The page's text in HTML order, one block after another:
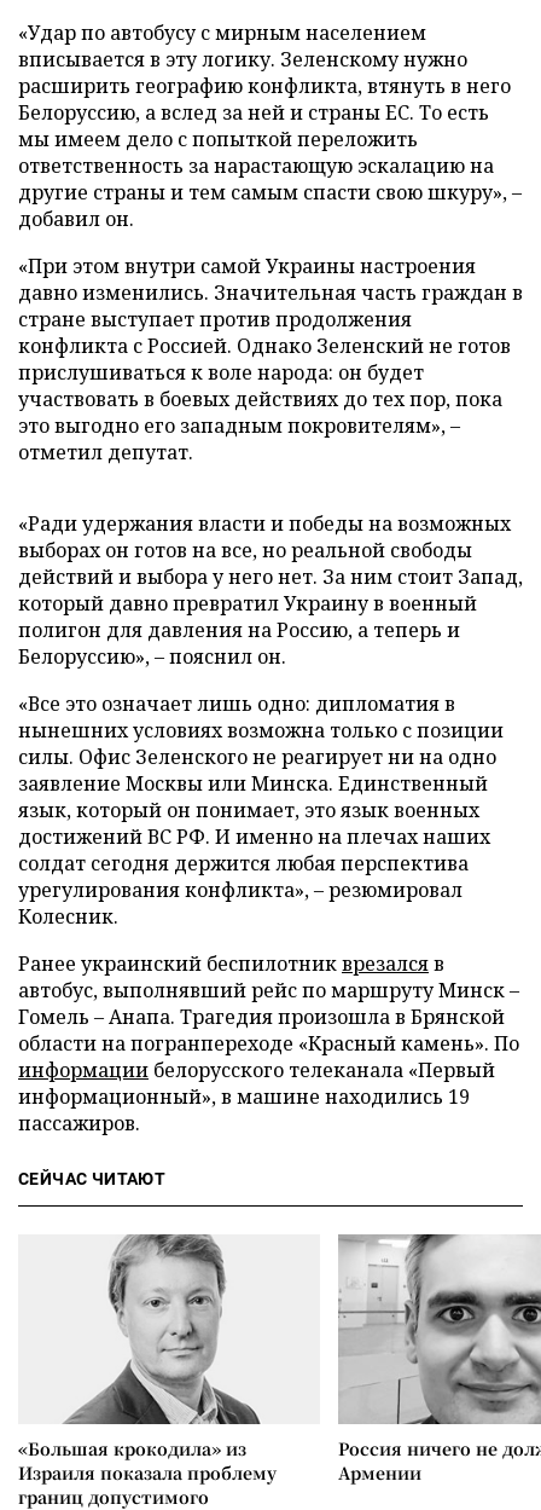
«Удар по автобусу с мирным населением
вписывается в эту логику. Зеленскому нужно
расширить географию конфликта, втянуть в него
Белоруссию, а вслед за ней и страны ЕС. То есть
мы имеем дело с попыткой переложить
ответственность за нарастающую эскалацию на
другие страны и тем самым спасти свою шкуру», –
добавил он.
«При этом внутри самой Украины настроения
давно изменились. Значительная часть граждан в
стране выступает против продолжения
конфликта с Россией. Однако Зеленский не готов
прислушиваться к воле народа: он будет
участвовать в боевых действиях до тех пор, пока
это выгодно его западным покровителям», –
отметил депутат.
«Ради удержания власти и победы на возможных
выборах он готов на все, но реальной свободы
действий и выбора у него нет. За ним стоит Запад,
который давно превратил Украину в военный
полигон для давления на Россию, а теперь и
Белоруссию», – пояснил он.
«Все это означает лишь одно: дипломатия в
нынешних условиях возможна только с позиции
силы. Офис Зеленского не реагирует ни на одно
заявление Москвы или Минска. Единственный
язык, который он понимает, это язык военных
достижений ВС РФ. И именно на плечах наших
солдат сегодня держится любая перспектива
урегулирования конфликта», – резюмировал
Колесник.
Ранее украинский беспилотникврезалсяв
автобус, выполнявший рейс по маршруту Минск –
Гомель – Анапа. Трагедия произошла в Брянской
области на погранпереходе «Красный камень». По
информации белорусского телеканала «Первый
информационный», в машине находились 19
пассажиров.
СЕЙЧАС ЧИТАЮТ
«Большая крокодила» из
Израиля показала проблему
границ допустимого
Россия ничего не
Армении